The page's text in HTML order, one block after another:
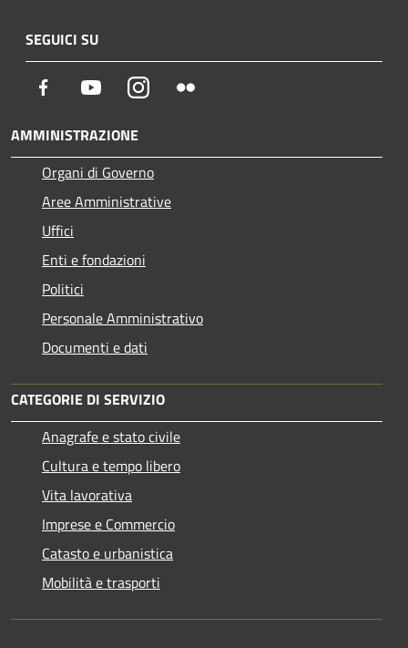
SEGUICI SU
Facebook YoutubeInstagram
AMMINISTRAZIONE
Organi di Governo
Aree Amministrative
Uffici
Enti e fondazioni
Politici
Personale Amministrativo
Documenti e dati
CATEGORIE DI SERVIZIO
Anagrafe e stato civile
Cultura e tempo libero
Vita lavorativa
Imprese e Commercio
Catasto e urbanistica
Mobilità e trasporti